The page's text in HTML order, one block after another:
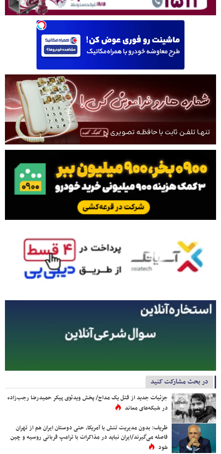
در بحث مشارکت کنید
جزئیات جدید از قتل یک مداح/ پخش ویدئوی پیکر حمیدرضا رجب‌زاده
در شبکه‌های معاند
ظریف: بدون مدیریت تنش با آمریکا، حتی دوستان ایران هم از تهران
فاصله می‌گیرند/ایران نباید در مذاکرات با ترامپ قربانی روسیه و چین
شود